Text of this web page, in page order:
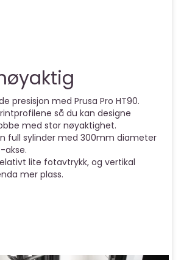
presisjon med Prusa Pro HT90.
så du kan designe
med stor nøyaktighet.
full sylinder med 300mm diameter
akse.
lite fotavtrykk, og vertikal
mer plass.